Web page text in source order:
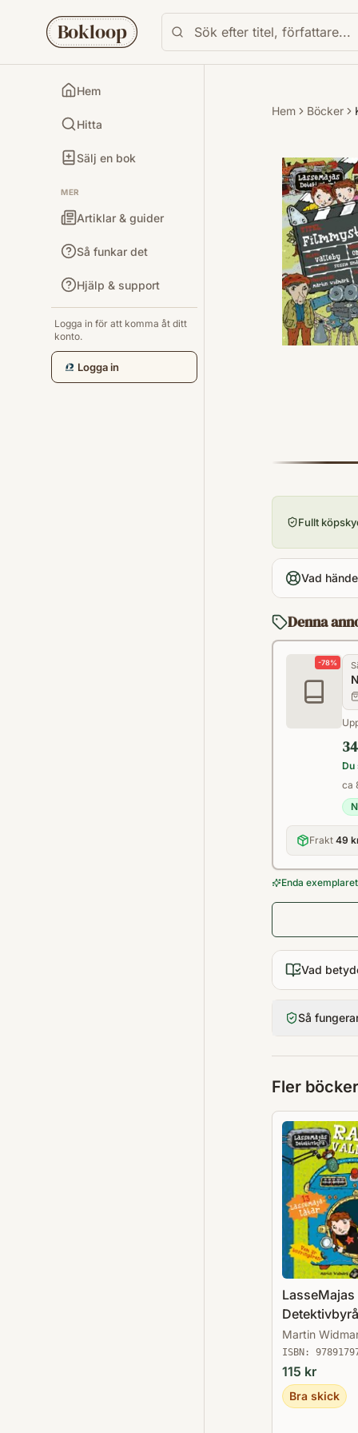
Bokloop
Hem
Hitta
Sälj en bok
MER
Artiklar & guider
Så funkar det
Hjälp & support
Logga in för att komma åt ditt
konto.
Logga in
Hem Böcker
Fullt
Vad
Denna
-78%
Du
ca
Frakt 49
Enda
Vad
Så
Fler
LasseMajas
Detektivbyrå
Martin
ISBN:
115 kr
Bra skick